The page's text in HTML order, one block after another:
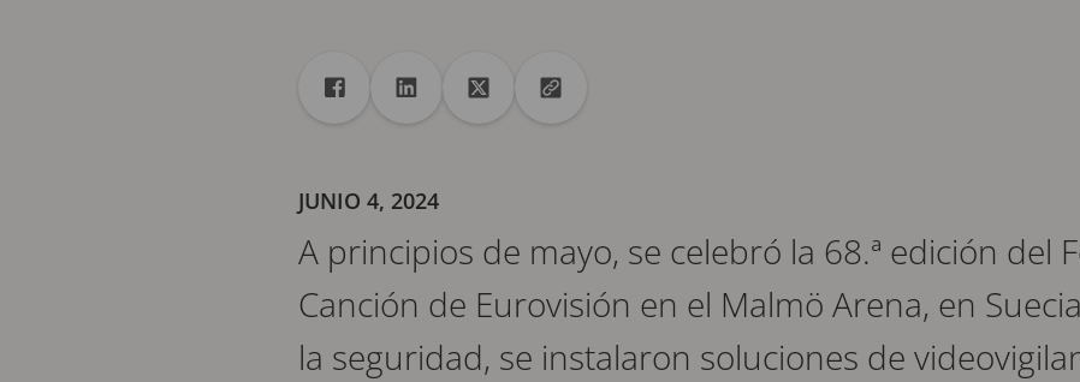
Recurso compartido
Compartir en Facebook
Compartir en Linkedin
Compartir en XCopiar la url en el portapapeles
JUNIO 4, 2024
A principios de mayo, se celebró la 68.ª edición del
Canción de Eurovisión en el Malmö Arena, en
la seguridad, se instalaron soluciones de